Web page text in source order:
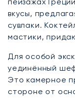
вкусы,
сувлаки.
мастики,
Для особой
уединённый
Это камерное
стороне от